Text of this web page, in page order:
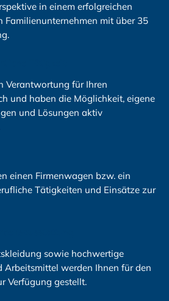
in einem erfolgreichen
Familienunternehmen mit über 35
Verantwortung für Ihren
und haben die Möglichkeit, eigene
und Lösungen aktiv
einen Firmenwagen bzw. ein
Tätigkeiten und Einsätze zur
sowie hochwertige
Arbeitsmittel werden Ihnen für den
Verfügung gestellt.